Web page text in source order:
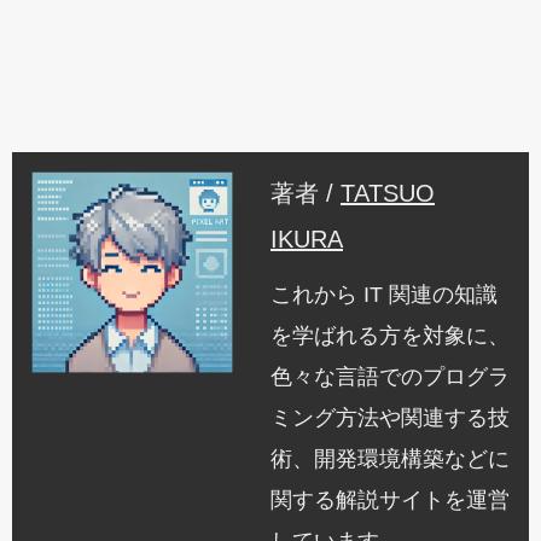
著者 / TATSUO
IKURA
これから IT 関連の知識
を学ばれる方を対象に、
色々な言語でのプログラ
ミング方法や関連する技
術、開発環境構築などに
関する解説サイトを運営